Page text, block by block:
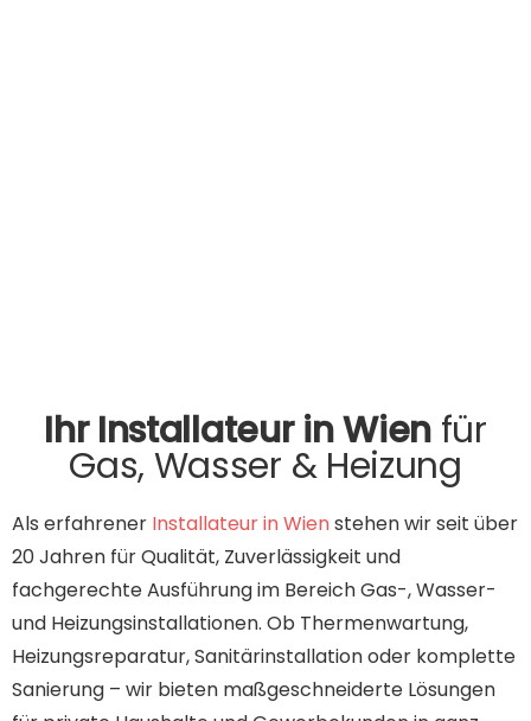
Ihr Installateur in Wien für
Gas, Wasser & Heizung
Als erfahrener Installateur in Wienstehen wir seit über
20 Jahren für Qualität, Zuverlässigkeit und
fachgerechte Ausführung im Bereich Gas-, Wasser-
und Heizungsinstallationen. Ob Thermenwartung,
Heizungsreparatur, Sanitärinstallation oder komplette
Sanierung – wir bieten maßgeschneiderte Lösungen